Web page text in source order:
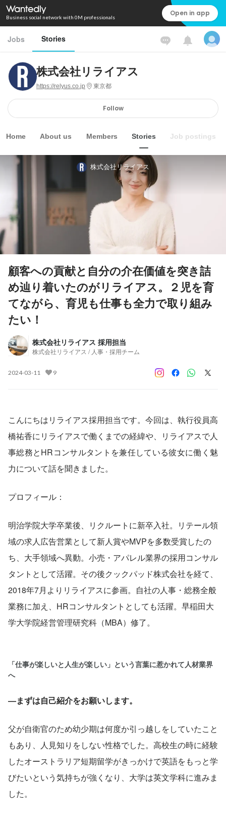
Business social network with 0M professionals Open in app
Jobs Stories
株式会社リライアス
https://relyus.co.jp 東京都
Follow
Home About us Members Stories Job postings
株式会社リライアス
顧客への貢献と自分の介在価値を突き詰
め辿り着いたのがリライアス。２児を育
てながら、育児も仕事も全力で取り組み
たい！
株式会社リライアス 採用担当
株式会社リライアス / 人事・採用チーム
2024-03-11 9
こんにちはリライアス採用担当です。今回は、執行役員高
橋祐香にリライアスで働くまでの経緯や、リライアスで人
事総務とHRコンサルタントを兼任している彼女に働く魅
力について話を聞きました。
プロフィール：
明治学院大学卒業後、リクルートに新卒入社。リテール領
域の求人広告営業として新人賞やMVPを多数受賞したの
ち、大手領域へ異動。小売・アパレル業界の採用コンサル
タントとして活躍。その後クックパッド株式会社を経て、
2018年7月よりリライアスに参画。自社の人事・総務全般
業務に加え、HRコンサルタントとしても活躍。早稲田大
学大学院経営管理研究科（MBA）修了。
「仕事が楽しいと人生が楽しい」という言葉に惹かれて人材業界
へ
―まずは自己紹介をお願いします。
父が自衛官のため幼少期は何度か引っ越しをしていたこと
もあり、人見知りをしない性格でした。高校生の時に経験
したオーストラリア短期留学がきっかけで英語をもっと学
びたいという気持ちが強くなり、大学は英文学科に進みま
した。